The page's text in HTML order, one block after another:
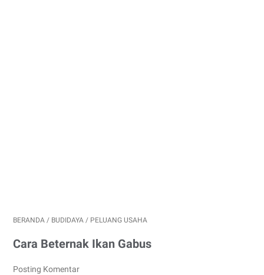
BERANDA / BUDIDAYA / PELUANG USAHA
Cara Beternak Ikan Gabus
Posting Komentar